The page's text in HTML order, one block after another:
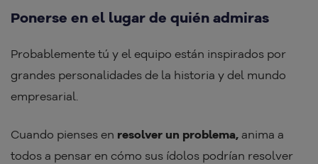
Ponerse en el lugar de quién admiras
Probablemente tú y el equipo están inspirados por
grandes personalidades de la historia y del mundo
empresarial.
Cuando pienses en resolver un problema, anima a
todos a pensar en cómo sus ídolos podrían resolver